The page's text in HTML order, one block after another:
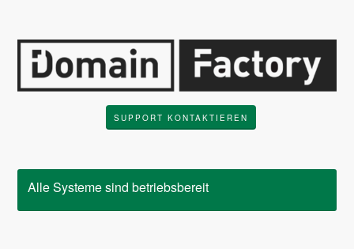
SUPPORT KONTAKTIEREN
Alle Systeme sind betriebsbereit